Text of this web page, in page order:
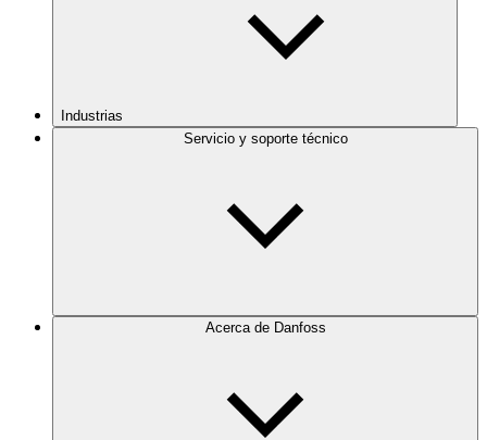
Industrias
Servicio y soporte técnico
Acerca de Danfoss